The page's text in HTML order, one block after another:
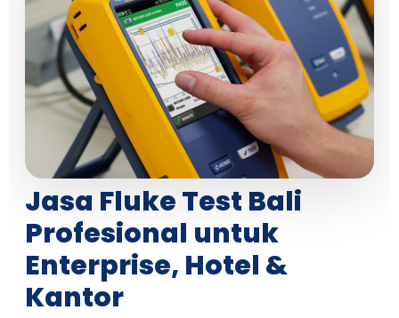
Jasa Fluke Test Bali
Profesional untuk
Enterprise, Hotel &
Kantor